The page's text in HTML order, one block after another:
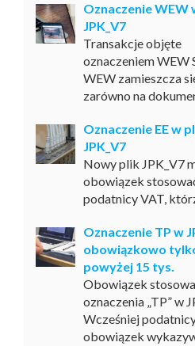
Oznaczenie WEW
JPK_V7
Transakcje objęte
oznaczeniem WEW
WEW zamieszcza
zarówno na
Oznaczenie EE w
JPK_V7
Nowy plik JPK_V7
obowiązek
podatnicy VAT,
Oznaczenie TP w
obowiązkowo
powyżej 15 tys.
Obowiązek
oznaczenia „TP” w
Wcześniej
obowiązek